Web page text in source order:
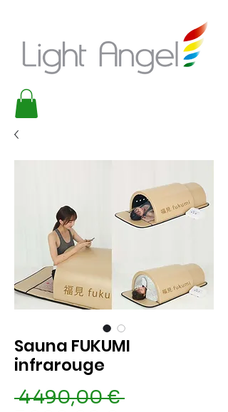
Sauna FUKUMI
infrarouge
4 490,00 € Prix